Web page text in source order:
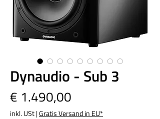
Dynaudio - Sub 3
€ 1.490,00
inkl. USt|Gratis Versand in EU*